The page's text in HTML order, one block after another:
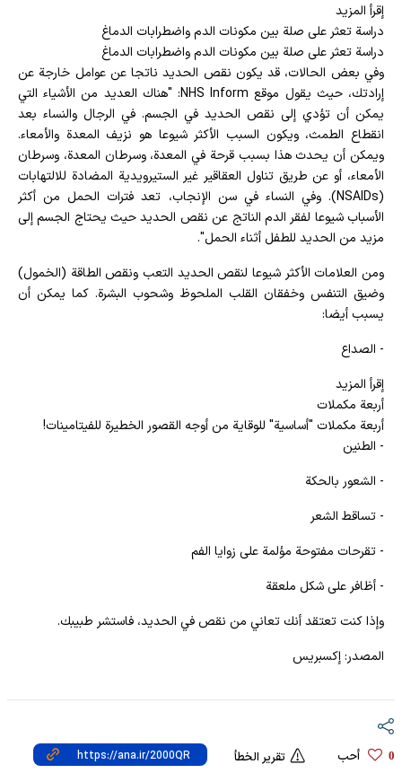
إقرأ المزيد
دراسة تعثر على صلة بين مكونات الدم واضطرابات الدماغ
دراسة تعثر على صلة بين مكونات الدم واضطرابات الدماغ
وفي بعض الحالات، قد يكون نقص الحديد ناتجا عن عوامل خارجة عن
إرادتك، حيث يقول موقع NHS Inform: "هناك العديد من الأشياء التي
يمكن أن تؤدي إلى نقص الحديد في الجسم. في الرجال والنساء بعد
انقطاع الطمث، ويكون السبب الأكثر شيوعا هو نزيف المعدة والأمعاء.
ويمكن أن يحدث هذا بسبب قرحة في المعدة، وسرطان المعدة، وسرطان
الأمعاء، أو عن طريق تناول العقاقير غير الستيرويدية المضادة للالتهابات
(NSAIDs). وفي النساء في سن الإنجاب، تعد فترات الحمل من أكثر
الأسباب شيوعا لفقر الدم الناتج عن نقص الحديد حيث يحتاج الجسم إلى
مزيد من الحديد للطفل أثناء الحمل".
ومن العلامات الأكثر شيوعا لنقص الحديد التعب ونقص الطاقة (الخمول)
وضيق التنفس وخفقان القلب الملحوظ وشحوب البشرة. كما يمكن أن
يسبب أيضا:
- الصداع
إقرأ المزيد
أربعة مكملات
أربعة مكملات "أساسية" للوقاية من أوجه القصور الخطيرة للفيتامينات!
- الطنين
- الشعور بالحكة
- تساقط الشعر
- تقرحات مفتوحة مؤلمة على زوايا الفم
- أظافر على شكل ملعقة
وإذا كنت تعتقد أنك تعاني من نقص في الحديد، فاستشر طبيبك.
المصدر: إكسبريس
0 أحب تقرير الخطأ